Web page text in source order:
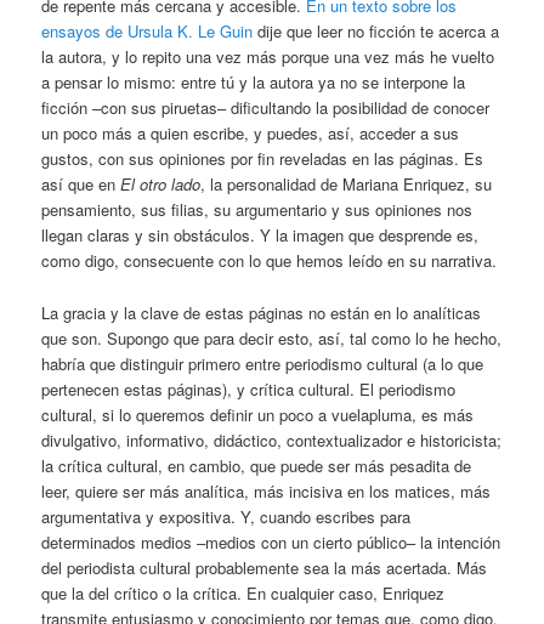
de repente más cercana y accesible. En un texto sobre los
ensayos de Ursula K. Le Guin dije que leer no ficción te acerca a
la autora, y lo repito una vez más porque una vez más he vuelto
a pensar lo mismo: entre tú y la autora ya no se interpone la
ficción –con sus piruetas– dificultando la posibilidad de conocer
un poco más a quien escribe, y puedes, así, acceder a sus
gustos, con sus opiniones por fin reveladas en las páginas. Es
así que enEl otro lado, la personalidad de Mariana Enriquez, su
pensamiento, sus filias, su argumentario y sus opiniones nos
llegan claras y sin obstáculos. Y la imagen que desprende es,
como digo, consecuente con lo que hemos leído en su narrativa.
La gracia y la clave de estas páginas no están en lo analíticas
que son. Supongo que para decir esto, así, tal como lo he hecho,
habría que distinguir primero entre periodismo cultural (a lo que
pertenecen estas páginas), y crítica cultural. El periodismo
cultural, si lo queremos definir un poco a vuelapluma, es más
divulgativo, informativo, didáctico, contextualizador e historicista;
la crítica cultural, en cambio, que puede ser más pesadita de
leer, quiere ser más analítica, más incisiva en los matices, más
argumentativa y expositiva. Y, cuando escribes para
determinados medios –medios con un cierto público– la intención
del periodista cultural probablemente sea la más acertada. Más
que la del crítico o la crítica. En cualquier caso, Enriquez
transmite entusiasmo y conocimiento por temas que, como digo,